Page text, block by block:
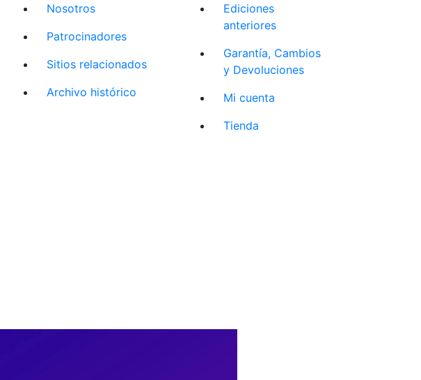
Nosotros
Patrocinadores
Sitios relacionados
Archivo histórico
Ediciones
anteriores
Garantía, Cambios
y Devoluciones
Mi cuenta
Tienda